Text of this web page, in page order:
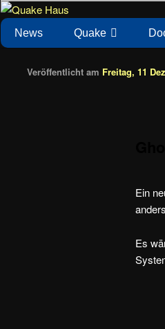
Quake Haus
News zu Quake, Doom, FPS,
Hauptmenü
News Quake
Veröffentlicht am Freitag, 11
Ein
Es